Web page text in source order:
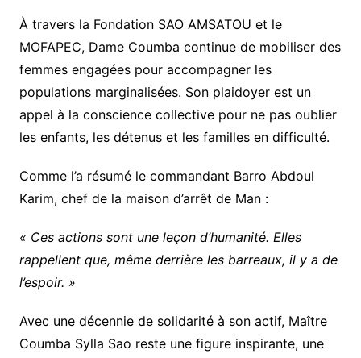
À travers la Fondation SAO AMSATOU et le
MOFAPEC, Dame Coumba continue de mobiliser des
femmes engagées pour accompagner les
populations marginalisées. Son plaidoyer est un
appel à la conscience collective pour ne pas oublier
les enfants, les détenus et les familles en difficulté.
Comme l’a résumé le commandant Barro Abdoul
Karim, chef de la maison d’arrêt de Man :
« Ces actions sont une leçon d’humanité. Elles
rappellent que, même derrière les barreaux, il y a de
l’espoir. »
Avec une décennie de solidarité à son actif, Maître
Coumba Sylla Sao reste une figure inspirante, une